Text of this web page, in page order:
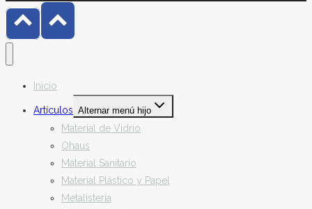
Inicio
Artículos Alternar menú hijo
Material de Vidrio
Ohaus
Material Sanitario
Material Plástico y Papel
Metalistería